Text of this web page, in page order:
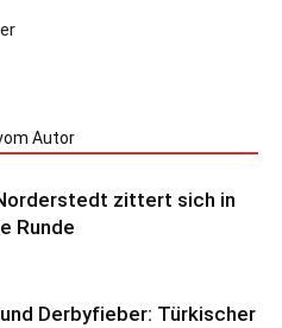
Autor
zittert sich in
Runde
Derbyfieber: Türkischer